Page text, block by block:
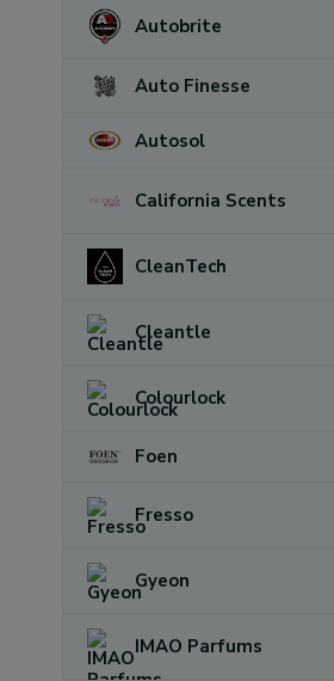
Autobrite
Auto Finesse
Autosol
California Scents
CleanTech
Cleantle
Colourlock
Foen
Fresso
Gyeon
IMAO Parfums